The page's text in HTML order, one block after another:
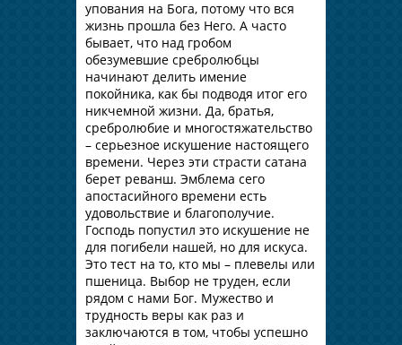
упования на Бога, потому что вся
жизнь прошла без Него. А часто
бывает, что над гробом
обезумевшие сребролюбцы
начинают делить имение
покойника, как бы подводя итог его
никчемной жизни. Да, братья,
сребролюбие и многостяжательство
– серьезное искушение настоящего
времени. Через эти страсти сатана
берет реванш. Эмблема сего
апостасийного времени есть
удовольствие и благополучие.
Господь попустил это искушение не
для погибели нашей, но для искуса.
Это тест на то, кто мы – плевелы или
пшеница. Выбор не труден, если
рядом с нами Бог. Мужество и
трудность веры как раз и
заключаются в том, чтобы успешно